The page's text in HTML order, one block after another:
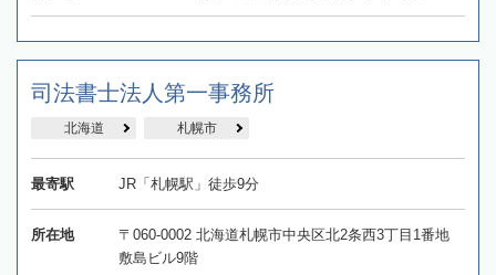
司法書士法人第一事務所
北海道 札幌市
最寄駅 JR「札幌駅」徒歩9分
所在地
〒060-0002 北海道札幌市中央区北2条西3丁目1番地
敷島ビル9階